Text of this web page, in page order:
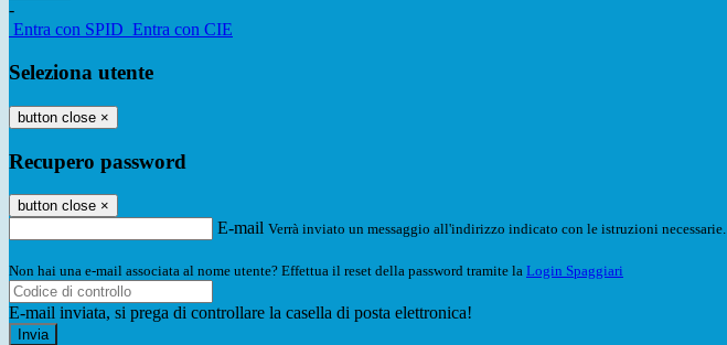
-
Entra con SPID Entra con CIE
Seleziona utente
button close ×
Recupero password
button close ×
E-mail Verrà inviato un messaggio all'indirizzo indicato con le istruzioni necessarie.
Non hai una e-mail associata al nome utente? Effettua il reset della password tramite la Login Spaggiari
E-mail inviata, si prega di controllare la casella di posta elettronica!